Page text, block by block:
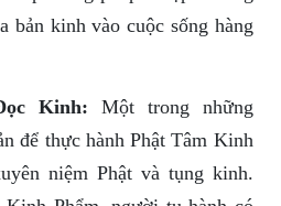
bản kinh vào cuộc sống hàng
Kinh: Một trong những
để thực hành Phật Tâm Kinh
niệm Phật và tụng kinh.